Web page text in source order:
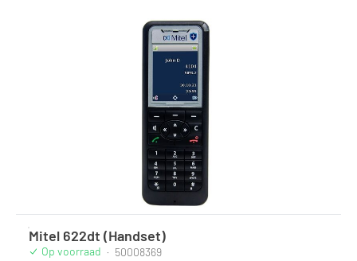
Mitel 622dt (Handset)
Op voorraad · 50008369